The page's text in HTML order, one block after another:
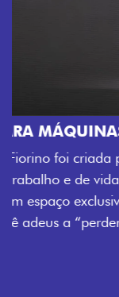
CHAVE COM
Agora, a chave
veículo também
fechadura. São
mais fluidez